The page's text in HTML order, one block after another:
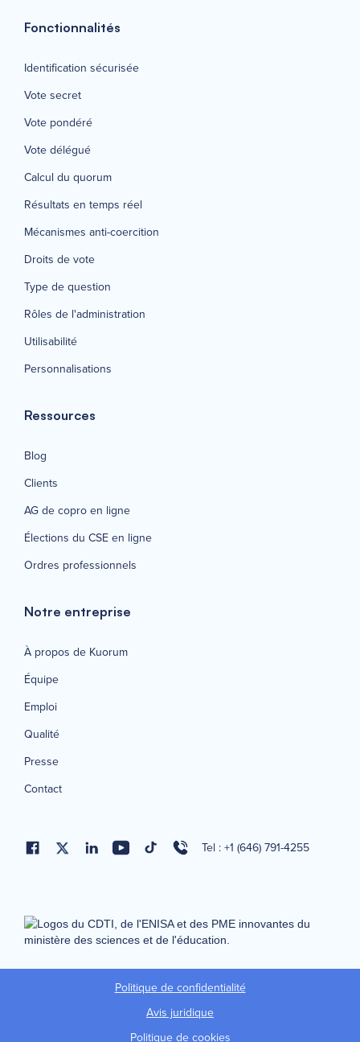
Fonctionnalités
Identification sécurisée
Vote secret
Vote pondéré
Vote délégué
Calcul du quorum
Résultats en temps réel
Mécanismes anti-coercition
Droits de vote
Type de question
Rôles de l'administration
Utilisabilité
Personnalisations
Ressources
Blog
Clients
AG de copro en ligne
Élections du CSE en ligne
Ordres professionnels
Notre entreprise
À propos de Kuorum
Équipe
Emploi
Qualité
Presse
Contact
Tel : +1 (646) 791-4255
Politique de confidentialité
Avis juridique
Politique de cookies